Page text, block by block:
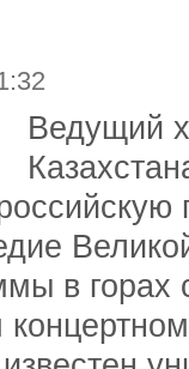
Ведущий
в горах